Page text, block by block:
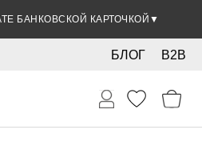
БАНКОВСКОЙ КАРТОЧКОЙ ▼
B2B
БЛОГ